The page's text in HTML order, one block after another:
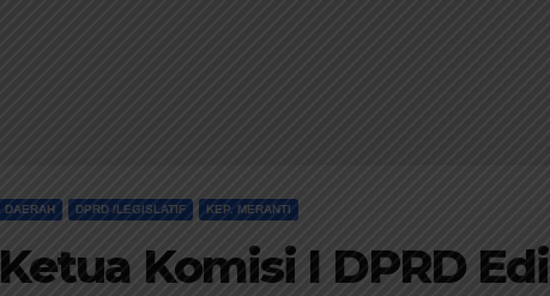
DAERAH DPRD /LEGISLATIF KEP. MERANTI
Ketua Komisi I DPRD Edi